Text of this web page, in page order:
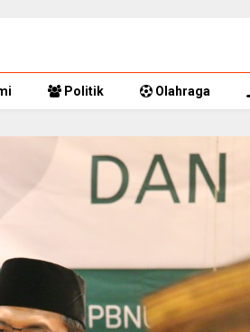
Politik Olahraga